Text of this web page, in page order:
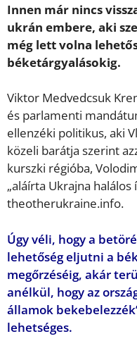
Innen már nincs
ukrán embere, aki
még lett volna
béketárgyalásokig.
Viktor Medvedcsuk
és parlamenti
ellenzéki politikus, aki
közeli barátja szerint
kurszki régióba,
„aláírta Ukrajna
theotherukraine.info.
Úgy véli, hogy a
lehetőség eljutni a
megőrzéséig, akár
anélkül, hogy az
államok
lehetséges.